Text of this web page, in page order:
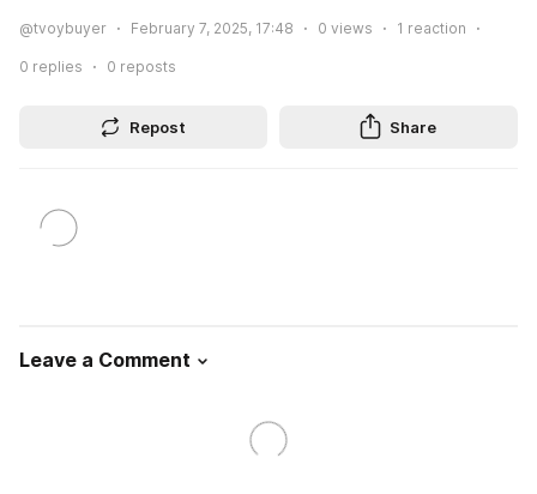
@tvoybuyer February 7, 2025, 17:48 0 views 1 reaction
0 replies 0 reposts
Repost Share
Leave a Comment